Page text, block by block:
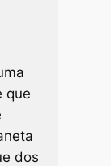
que
dos